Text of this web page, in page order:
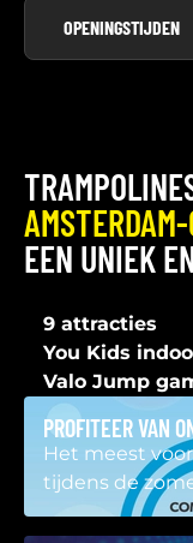
OPENINGSTIJDEN
EEN UNIEK
9 attracties
You Kids
Valo Jump
PROFITEER VAN
Het meest
tijdens de